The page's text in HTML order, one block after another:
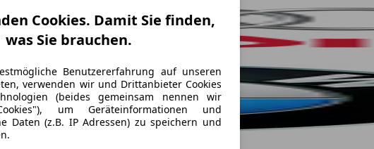
Cookies. Damit Sie finden,
was Sie brauchen.
Benutzererfahrung auf unseren
verwenden wir und Drittanbieter Cookies
(beides gemeinsam nennen wir
um Geräteinformationen und
Daten (z.B. IP Adressen) zu speichern und